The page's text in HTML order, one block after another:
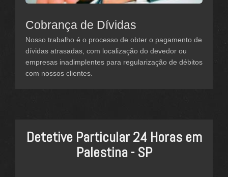
Cobrança de Dívidas
Nosso trabalho é o processo de obter o pagamento de
dívidas atrasadas, com localização do devedor ou
empresas inadimplentes para regularização de débitos
com nossos clientes.
Detetive Particular 24 Horas em
Palestina - SP